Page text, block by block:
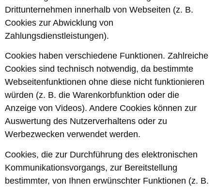
Drittunternehmen innerhalb von Webseiten (z. B.
Cookies zur Abwicklung von
Zahlungsdienstleistungen).
Cookies haben verschiedene Funktionen. Zahlreiche
Cookies sind technisch notwendig, da bestimmte
Webseitenfunktionen ohne diese nicht funktionieren
würden (z. B. die Warenkorbfunktion oder die
Anzeige von Videos). Andere Cookies können zur
Auswertung des Nutzerverhaltens oder zu
Werbezwecken verwendet werden.
Cookies, die zur Durchführung des elektronischen
Kommunikationsvorgangs, zur Bereitstellung
bestimmter, von Ihnen erwünschter Funktionen (z. B.